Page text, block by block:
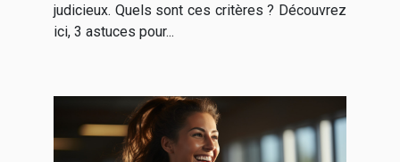
judicieux. Quels sont ces critères ? Découvrez
ici, 3 astuces pour...